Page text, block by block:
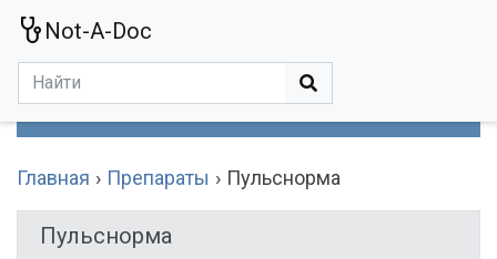
Not-A-Doc
Главная Препараты Пульснорма
Пульснорма